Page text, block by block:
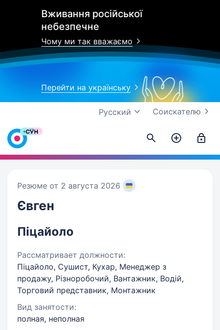
Вживання російської
небезпечне
Чому ми так вважаємо
Перейти на українську
Соискателю
Русский
Резюме от 2 августа 2026
Євген
Піцайоло
Рассматривает должности:
Піцайоло, Сушист, Кухар, Менеджер з
продажу, Різноробочий, Вантажник, Водій,
Торговий представник, Монтажник
Вид занятости:
полная, неполная